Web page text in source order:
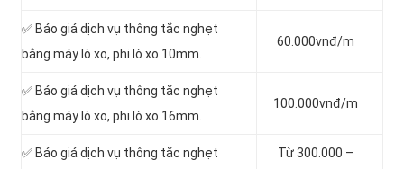
✅ Báo giá dịch vụ thông tắc nghẹt
bằng máy lò xo, phi lò xo 10mm.
60.000vnđ/m
✅ Báo giá dịch vụ thông tắc nghẹt
bằng máy lò xo, phi lò xo 16mm.
100.000vnđ/m
✅ Báo giá dịch vụ thông tắc nghẹt
Từ 300.000 –